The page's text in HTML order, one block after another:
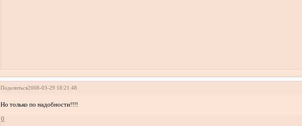
Поделиться2008-03-29 18:21:48
Но только по надобности!!!!
0